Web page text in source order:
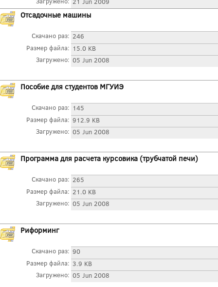
Отсадочные машины
Скачано раз: 246
Размер файла: 15.0 KB
Загружено: 05 Jun 2008
Пособие для студентов МГУИЭ
Скачано раз: 145
Размер файла: 912.9 KB
Загружено: 05 Jun 2008
Программа для расчета курсовика (трубчатой печи)
Скачано раз: 265
Размер файла: 21.0 KB
Загружено: 05 Jun 2008
Риформинг
Скачано раз: 90
Размер файла: 3.9 KB
Загружено: 05 Jun 2008